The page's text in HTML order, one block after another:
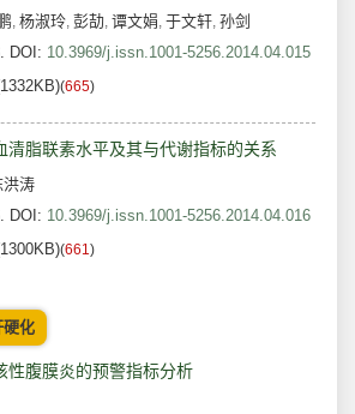
, 杨淑玲, 彭劼, 谭文娟, 于文轩, 孙剑
DOI: 10.3969/j.issn.1001-5256.2014.04.015
(665)
清脂联素水平及其与代谢指标的关系
洪涛
DOI: 10.3969/j.issn.1001-5256.2014.04.016
(661)
硬化
性腹膜炎的预警指标分析